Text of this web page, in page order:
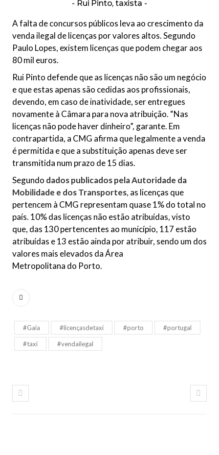
Rui Pinto, taxista
A falta de concursos públicos leva ao crescimento da
venda ilegal de licenças por valores altos. Segundo
Paulo Lopes, existem licenças que podem chegar aos
80 mil euros.
Rui Pinto defende que as licenças não são um negócio
e que estas apenas são cedidas aos profissionais,
devendo, em caso de inatividade, ser entregues
novamente à Câmara para nova atribuição. “Nas
licenças não pode haver dinheiro”, garante. Em
contrapartida, a CMG afirma que legalmente a venda
é permitida e que a substituição apenas deve ser
transmitida num prazo de 15 dias.
Segundo dados publicados pela Autoridade da
Mobilidade e dos Transportes, as licenças que
pertencem à CMG representam quase 1% do total no
país. 10% das licenças não estão atribuídas, visto
que, das 130 pertencentes ao município, 117 estão
atribuídas e 13 estão ainda por atribuir, sendo um dos
valores mais elevados da Área
Metropolitana do Porto.
#Gaia #licençasdetaxi #porto #portugal
#taxi #vendailegal